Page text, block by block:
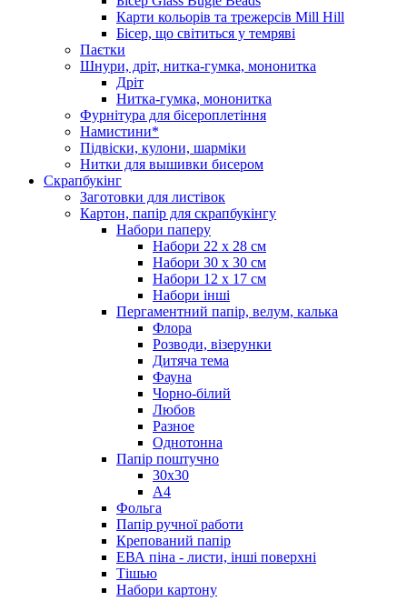
Карти кольорів та трежерсів Mill Hill
Бісер, що світиться у темряві
Паєтки
Шнури, дріт, нитка-гумка, мононитка
Дріт
Нитка-гумка, мононитка
Фурнітура для бісероплетіння
Намистини*
Підвіски, кулони, шарміки
Нитки для вышивки бисером
Скрапбукінг
Заготовки для листівок
Картон, папір для скрапбукінгу
Набори паперу
Набори 22 х 28 см
Набори 30 х 30 см
Набори 12 х 17 см
Набори інші
Пергаментний папір, велум, калька
Флора
Розводи, візерунки
Дитяча тема
Фауна
Чорно-білий
Любов
Разное
Однотонна
Папір поштучно
30х30
А4
Фольга
Папір ручної работи
Крепований папір
ЕВА піна - листи, інші поверхні
Тішью
Набори картону